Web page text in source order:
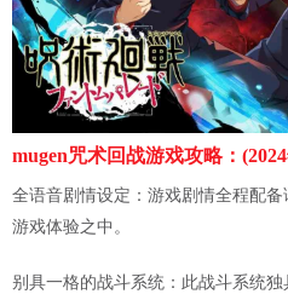
mugen咒术回战游戏攻略：
全语音剧情设定：游戏剧情全程配
游戏体验之中。
别具一格的战斗系统：此战斗系统